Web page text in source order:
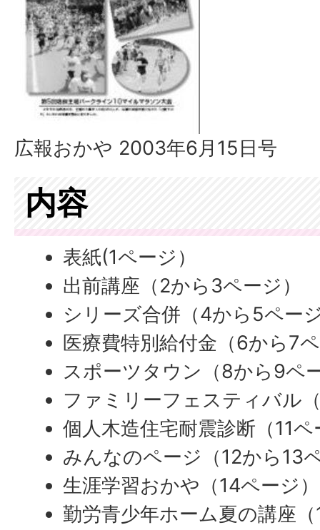
広報おかや 2003年6月15日号
内容
表紙(1ページ）
出前講座（2から3ページ）
シリーズ合併（4から5ペー
医療費特別給付金（6から7
スポーツタウン（8から9ペ
ファミリーフェスティバル
個人木造住宅耐震診断（11
みんなのページ（12から13
生涯学習おかや（14ページ）
勤労青少年ホーム夏の講座